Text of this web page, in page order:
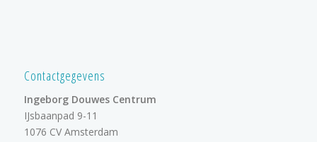
Contactgegevens
Ingeborg Douwes Centrum
IJsbaanpad 9-11
1076 CV Amsterdam